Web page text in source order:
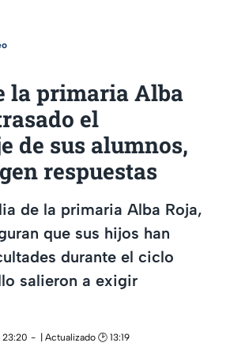
la primaria Alba
el
de sus alumnos,
respuestas
de la primaria Alba Roja,
que sus hijos han
durante el ciclo
salieron a exigir
23:20
| Actualizado 🕑 13:19